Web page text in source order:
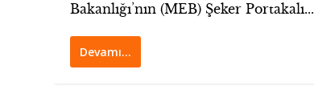
Bakanlığı’nın (MEB) Şeker Portakalı...
Devamı…